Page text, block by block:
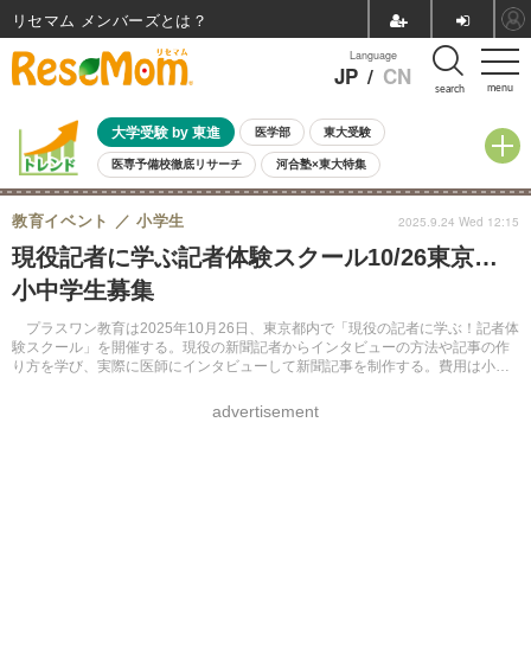
menu
Language
JP / CN search
大学受験 by 東進 医学部 東大受験
医専予備校徹底リサーチ 河合塾×東大特集
親子で考える大学選び 高校受験 中学受験 小学校受験
共通テスト 夏休み
8月開催イベント・WS 全国公立高校 過去問 人気記事
自由研究教材（小学生向け）
現役記者に学ぶ記者体験スクール10/26東京…
小中学生募集
プラスワン教育は2025年10月26日、東京都内で「現役の記者に学ぶ！記者体
験スクール」を開催する。現役の新聞記者からインタビューの方法や記事の作
り方を学び、実際に医師にインタビューして新聞記事を制作する。費用は小学
教育イベント 小学生
advertisement
2025.9.24 Wed 12:15
リセマム メンバーズ